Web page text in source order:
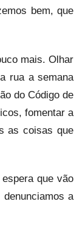
bem, que
mais. Olhar
rua a semana
do Código de
fomentar a
as coisas que
que vão
a